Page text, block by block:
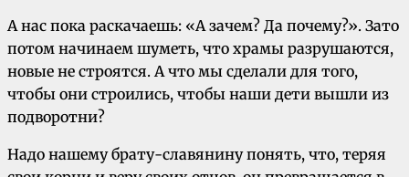
А нас пока раскачаешь: «А зачем? Да почему?». Зато
потом начинаем шуметь, что храмы разрушаются,
новые не строятся. А что мы сделали для того,
чтобы они строились, чтобы наши дети вышли из
подворотни?
Надо нашему брату-славянину понять, что, теряя